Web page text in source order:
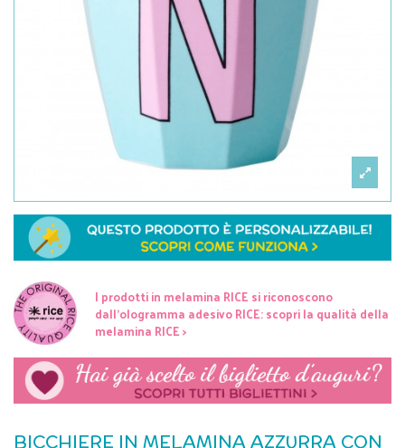
I prodotti in melamina RICE si riconoscono
dall'ologramma adesivo RICE: scopri la qualità della
melamina RICE >
BICCHIERE IN MELAMINA AZZURRA CON